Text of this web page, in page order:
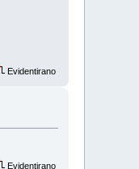
Evidentirano
Evidentirano